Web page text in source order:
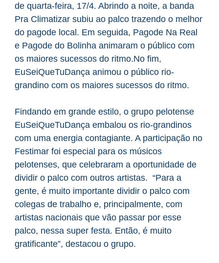
de quarta-feira, 17/4. Abrindo a noite, a banda
Pra Climatizar subiu ao palco trazendo o melhor
do pagode local. Em seguida, Pagode Na Real
e Pagode do Bolinha animaram o público com
os maiores sucessos do ritmo.No fim,
EuSeiQueTuDança animou o público rio-
grandino com os maiores sucessos do ritmo.
Findando em grande estilo, o grupo pelotense
EuSeiQueTuDança embalou os rio-grandinos
com uma energia contagiante. A participação no
Festimar foi especial para os músicos
pelotenses, que celebraram a oportunidade de
dividir o palco com outros artistas. “Para a
gente, é muito importante dividir o palco com
colegas de trabalho e, principalmente, com
artistas nacionais que vão passar por esse
palco, nessa super festa. Então, é muito
gratificante”, destacou o grupo.